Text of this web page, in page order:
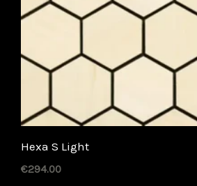
Hexa S Light
€294.00